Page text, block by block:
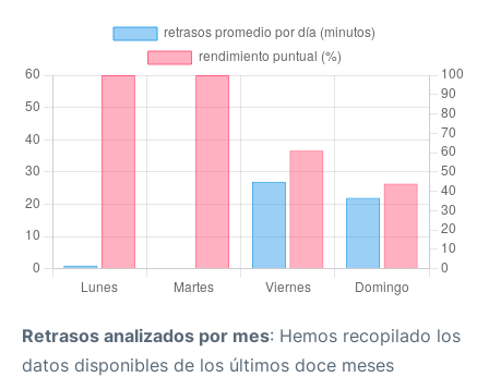
Retrasos analizados por mes: Hemos recopilado los
datos disponibles de los últimos doce meses